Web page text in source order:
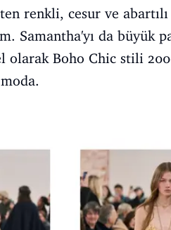
renkli, cesur ve
Samantha'yı da
olarak Boho Chic stili